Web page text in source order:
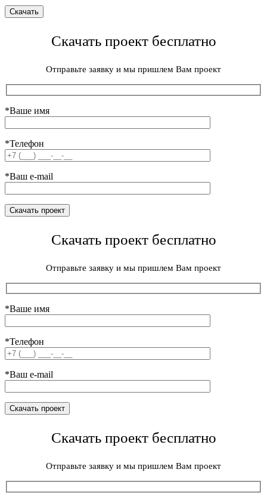
Скачать проект бесплатно
Отправьте заявку и мы пришлем Вам проект
*Ваше имя
*Телефон
*Ваш e-mail
Скачать проект бесплатно
Отправьте заявку и мы пришлем Вам проект
*Ваше имя
*Телефон
*Ваш e-mail
Скачать проект бесплатно
Отправьте заявку и мы пришлем Вам проект